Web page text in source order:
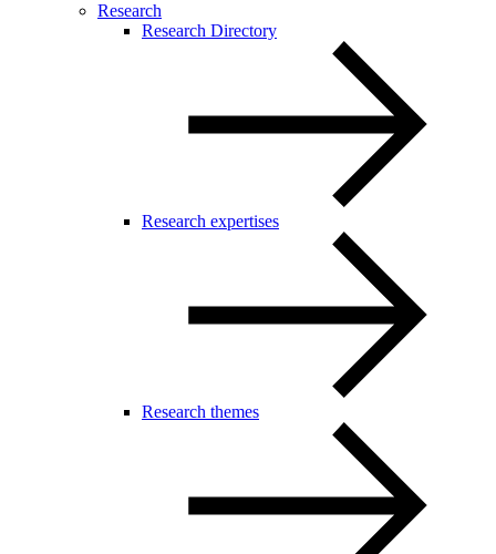
Research
Research Directory
Research expertises
Research themes